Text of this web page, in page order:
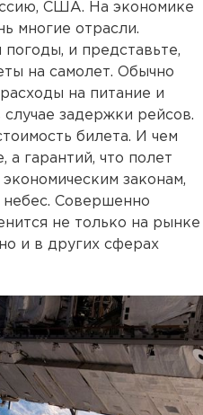
США. На экономике
многие отрасли.
погоды, и представьте,
на самолет. Обычно
на питание и
задержки рейсов.
билета. И чем
а гарантий, что полет
законам,
небес. Совершенно
не только на рынке
и в других сферах